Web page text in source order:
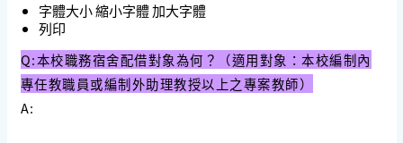
字體大小縮小字體加大字體
列印
Q:本校職務宿舍配借對象為何？（適用對象：本校編制內
專任教職員或編制外助理教授以上之專案教師）
A: